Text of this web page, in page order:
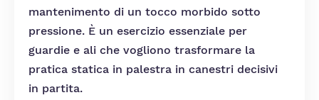
mantenimento di un tocco morbido sotto
pressione. È un esercizio essenziale per
guardie e ali che vogliono trasformare la
pratica statica in palestra in canestri decisivi
in partita.